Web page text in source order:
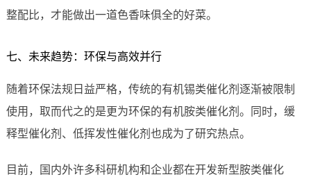
整配比，才能做出一道色香味俱全的好菜。
七、未来趋势：环保与高效并行
随着环保法规日益严格，传统的有机锡类催化剂逐渐被限制
使用，取而代之的是更为环保的有机胺类催化剂。同时，缓
释型催化剂、低挥发性催化剂也成为了研究热点。
目前，国内外许多科研机构和企业都在开发新型胺类催化